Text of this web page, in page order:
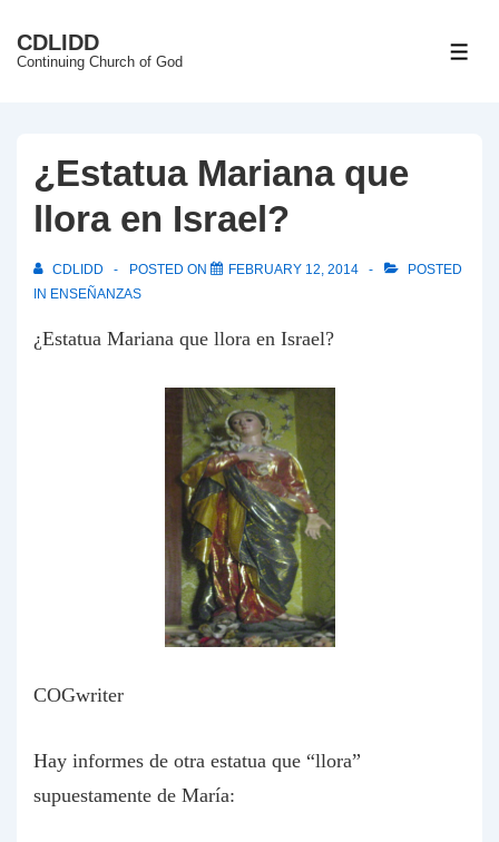
SkipCDLIDD
Continuing Church of God
¿Estatua Mariana que
llora en Israel?
CDLIDD POSTED ON FEBRUARY 12, 2014
POSTED
IN ENSEÑANZAS
¿Estatua Mariana que llora en Israel?
COGwriter
Hay informes de otra estatua que “llora”
supuestamente de María: